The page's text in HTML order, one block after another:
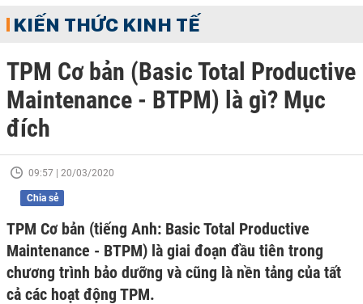
KIẾN THỨC KINH TẾ
TPM Cơ bản (Basic Total Productive
Maintenance - BTPM) là gì? Mục
đích
09:57 | 20/03/2020
Chia sẻ
TPM Cơ bản (tiếng Anh: Basic Total Productive
Maintenance - BTPM) là giai đoạn đầu tiên trong
chương trình bảo dưỡng và cũng là nền tảng của tất
cả các hoạt động TPM.